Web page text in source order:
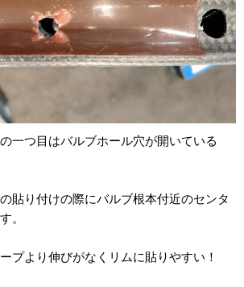
一つ目はバルブホール穴が開いている
貼り付けの際にバルブ根本付近のセンタ
。
プより伸びがなくリムに貼りやすい！